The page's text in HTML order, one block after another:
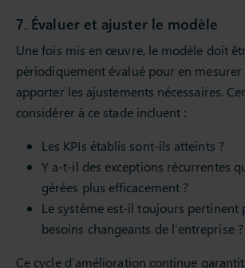
7. Évaluer et ajuster le modèle
Une fois mis en œuvre, le modèle doit
périodiquement évalué pour en mesurer
apporter les ajustements nécessaires.
considérer à ce stade incluent :
Les KPIs établis sont-ils atteints ?
Y a-t-il des exceptions récurrentes
gérées plus efficacement ?
Le système est-il toujours pertinent
besoins changeants de l’entreprise ?
Ce cycle d’amélioration continue